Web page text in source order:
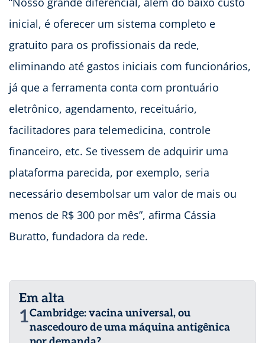
inicial, é oferecer um sistema completo e
gratuito para os profissionais da rede,
eliminando até gastos iniciais com funcionários,
já que a ferramenta conta com prontuário
eletrônico, agendamento, receituário,
facilitadores para telemedicina, controle
financeiro, etc. Se tivessem de adquirir uma
plataforma parecida, por exemplo, seria
necessário desembolsar um valor de mais ou
menos de R$ 300 por mês”, afirma Cássia
Buratto, fundadora da rede.
Em alta
1Cambridge: vacina universal, ou
nascedouro de uma máquina antigênica